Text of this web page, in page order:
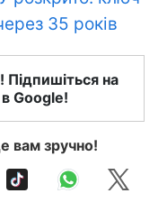
35 років
Підпишіться на
Google!
вам зручно!